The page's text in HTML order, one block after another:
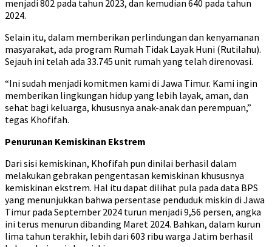
menjadi 802 pada tahun 2023, dan kemudian 640 pada tahun
2024.
Selain itu, dalam memberikan perlindungan dan kenyamanan
masyarakat, ada program Rumah Tidak Layak Huni (Rutilahu).
Sejauh ini telah ada 33.745 unit rumah yang telah direnovasi.
“Ini sudah menjadi komitmen kami di Jawa Timur. Kami ingin
memberikan lingkungan hidup yang lebih layak, aman, dan
sehat bagi keluarga, khususnya anak-anak dan perempuan,”
tegas Khofifah.
Penurunan Kemiskinan Ekstrem
Dari sisi kemiskinan, Khofifah pun dinilai berhasil dalam
melakukan gebrakan pengentasan kemiskinan khususnya
kemiskinan ekstrem. Hal itu dapat dilihat pula pada data BPS
yang menunjukkan bahwa persentase penduduk miskin di Jawa
Timur pada September 2024 turun menjadi 9,56 persen, angka
ini terus menurun dibanding Maret 2024. Bahkan, dalam kurun
lima tahun terakhir, lebih dari 603 ribu warga Jatim berhasil